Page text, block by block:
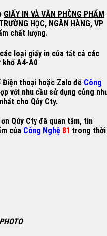
GIẤY IN VÀ VĂN PHÒNG PHẨM
HỌC, NGÂN HÀNG, VP
chất lượng.
loại giấy in của tất cả các
A4-A0
Điện thoại hoặc Zalo để Công
với nhu cầu sử dụng củng
cho Qúy Cty.
Qúy Cty đã quan tâm, tin
của Công Nghệ 81 trong thời